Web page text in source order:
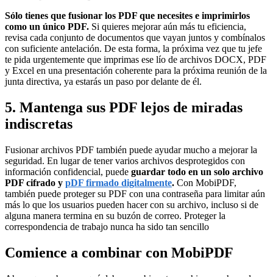
Sólo tienes que fusionar los PDF que necesites e imprimirlos
como un único PDF. Si quieres mejorar aún más tu eficiencia,
revisa cada conjunto de documentos que vayan juntos y combínalos
con suficiente antelación. De esta forma, la próxima vez que tu jefe
te pida urgentemente que imprimas ese lío de archivos DOCX, PDF
y Excel en una presentación coherente para la próxima reunión de la
junta directiva, ya estarás un paso por delante de él.
5. Mantenga sus PDF lejos de miradas
indiscretas
Fusionar archivos PDF también puede ayudar mucho a mejorar la
seguridad. En lugar de tener varios archivos desprotegidos con
información confidencial, puede guardar todo en un solo archivo
PDF cifrado y pDF firmado digitalmente. Con MobiPDF,
también puede proteger su PDF con una contraseña para limitar aún
más lo que los usuarios pueden hacer con su archivo, incluso si de
alguna manera termina en su buzón de correo. Proteger la
correspondencia de trabajo nunca ha sido tan sencillo
Comience a combinar con MobiPDF